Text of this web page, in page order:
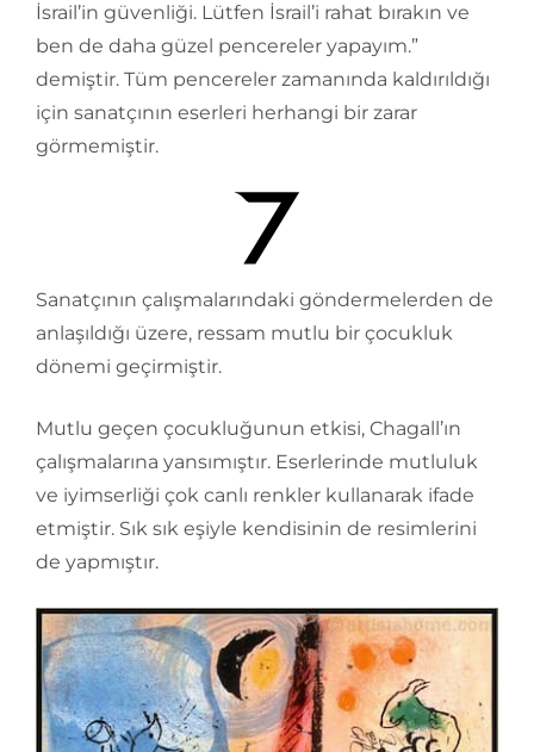
İsrail’in güvenliği. Lütfen İsrail’i rahat bırakın ve
ben de daha güzel pencereler yapayım.”
demiştir. Tüm pencereler zamanında kaldırıldığı
için sanatçının eserleri herhangi bir zarar
görmemiştir.
Sanatçının çalışmalarındaki göndermelerden de
anlaşıldığı üzere, ressam mutlu bir çocukluk
dönemi geçirmiştir.
Mutlu geçen çocukluğunun etkisi, Chagall’ın
çalışmalarına yansımıştır. Eserlerinde mutluluk
ve iyimserliği çok canlı renkler kullanarak ifade
etmiştir. Sık sık eşiyle kendisinin de resimlerini
de yapmıştır.